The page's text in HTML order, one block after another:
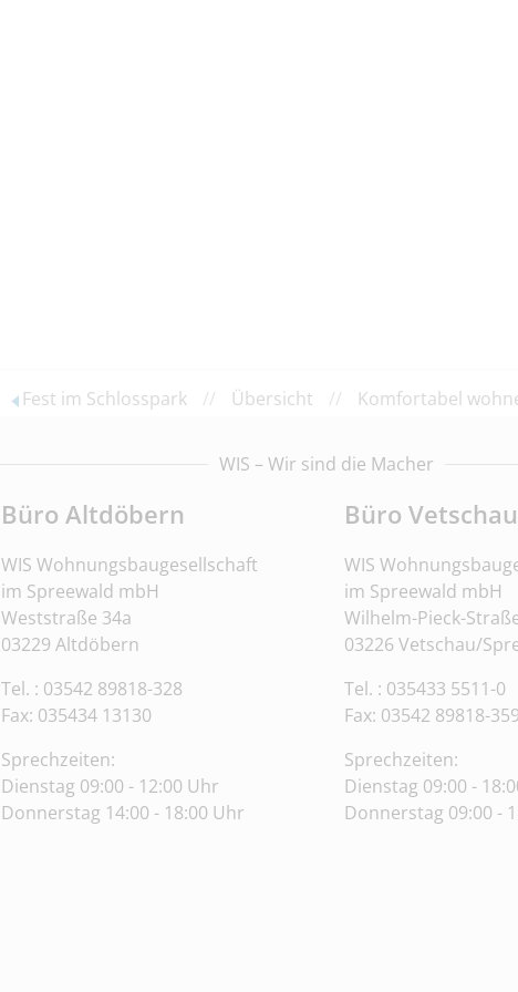
Fest im Schlosspark // Übersicht // Komfortabel
WIS – Wir sind die Macher
Büro Altdöbern
WIS Wohnungsbaugesellschaft
im Spreewald mbH
Weststraße 34a
03229 Altdöbern
Tel. : 03542 89818-328
Fax: 035434 13130
Sprechzeiten:
Dienstag 09:00 - 12:00 Uhr
Donnerstag 14:00 - 18:00 Uhr
Büro Vetschau
WIS
im Spreewald mbH
Wilhelm-Pieck-
03226 Vetschau/
Tel. : 035433 5511-0
Fax: 03542 89818-359
Sprechzeiten:
Dienstag 09:00 -
Donnerstag 09:00 -